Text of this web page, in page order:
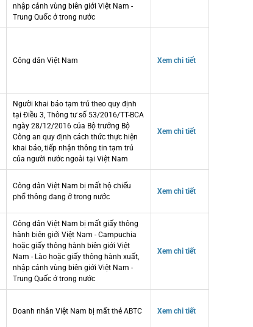
nhập cảnh vùng biên giới Việt Nam -
Trung Quốc ở trong nước
Công dân Việt Nam Xem chi tiết
Người khai báo tạm trú theo quy định
tại Điều 3, Thông tư số 53/2016/TT-BCA
ngày 28/12/2016 của Bộ trưởng Bộ
Công an quy định cách thức thực hiện
khai báo, tiếp nhận thông tin tạm trú
của người nước ngoài tại Việt Nam
Xem chi tiết
Công dân Việt Nam bị mất hộ chiếu
phổ thông đang ở trong nước
Xem chi tiết
Công dân Việt Nam bị mất giấy thông
hành biên giới Việt Nam - Campuchia
hoặc giấy thông hành biên giới Việt
Nam - Lào hoặc giấy thông hành xuất,
nhập cảnh vùng biên giới Việt Nam -
Trung Quốc ở trong nước
Xem chi tiết
Doanh nhân Việt Nam bị mất thẻ ABTC Xem chi tiết